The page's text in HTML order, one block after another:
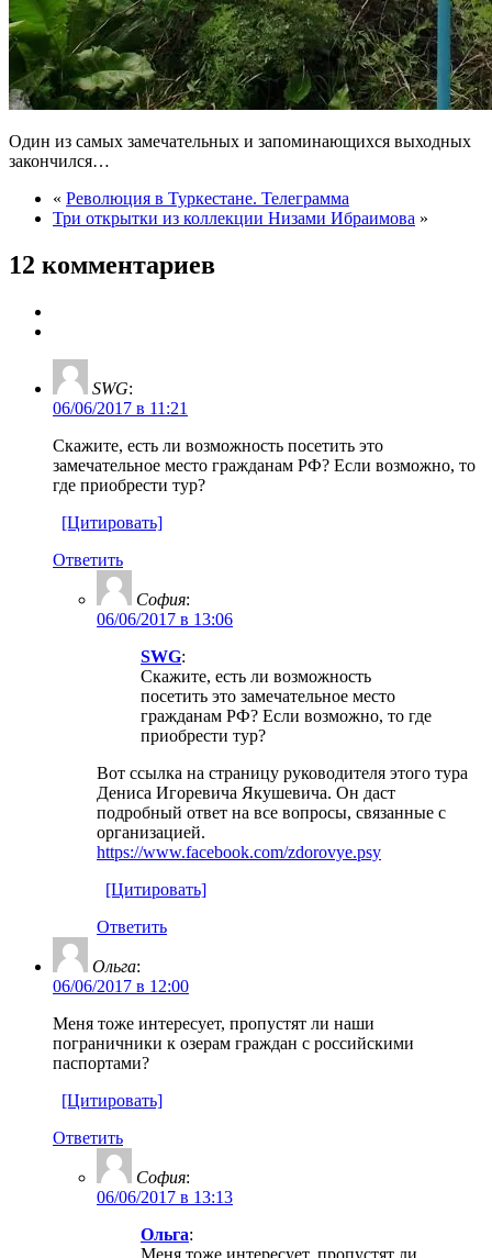
Один из самых замечательных и запоминающихся выходных
закончился…
« Революция в Туркестане. Телеграмма
Три открытки из коллекции Низами Ибраимова »
12 комментариев
SWG:
06/06/2017 в 11:21
Скажите, есть ли возможность посетить это
замечательное место гражданам РФ? Если возможно, то
где приобрести тур?
[Цитировать]
Ответить
София:
06/06/2017 в 13:06
SWG:
Скажите, есть ли возможность
посетить это замечательное место
гражданам РФ? Если возможно, то где
приобрести тур?
Вот ссылка на страницу руководителя этого тура
Дениса Игоревича Якушевича. Он даст
подробный ответ на все вопросы, связанные с
организацией.
https://www.facebook.com/zdorovye.psy
[Цитировать]
Ответить
Ольга:
06/06/2017 в 12:00
Меня тоже интересует, пропустят ли наши
пограничники к озерам граждан с российскими
паспортами?
[Цитировать]
Ответить
София:
06/06/2017 в 13:13
Ольга:
Меня тоже интересует, пропустят ли